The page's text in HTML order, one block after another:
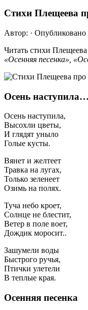
Стихи Плещеева
Автор: · Опубликовано
Читать стихи
«Осенняя песенка»,
Осень наступила…
Осень наступила,
Высохли цветы,
И глядят уныло
Голые кусты.
Вянет и желтеет
Травка на лугах,
Только зеленеет
Озимь на полях.
Туча небо кроет,
Солнце не блестит,
Ветер в поле воет,
Дождик моросит..
Зашумели воды
Быстрого ручья,
Птички улетели
В теплые края.
Осенняя песенка